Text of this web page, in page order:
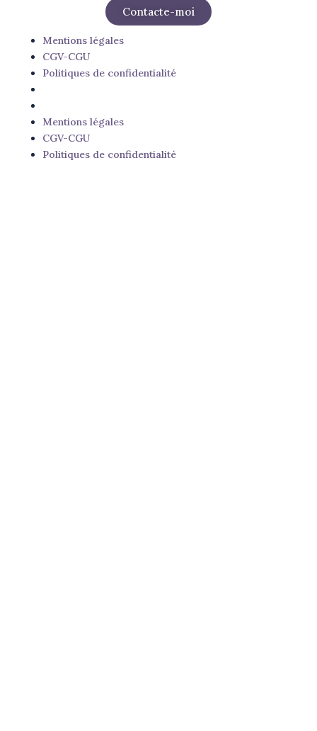
Contacte-moi
Mentions légales
CGV-CGU
Politiques de confidentialité
Mentions légales
CGV-CGU
Politiques de confidentialité